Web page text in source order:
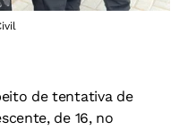
de tentativa de
de 16, no